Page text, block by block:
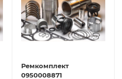
Ремкомплект
0950008871